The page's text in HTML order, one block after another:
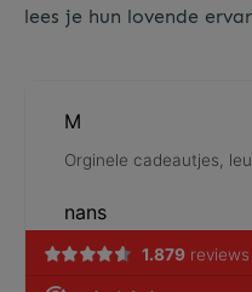
lees je hun lovende